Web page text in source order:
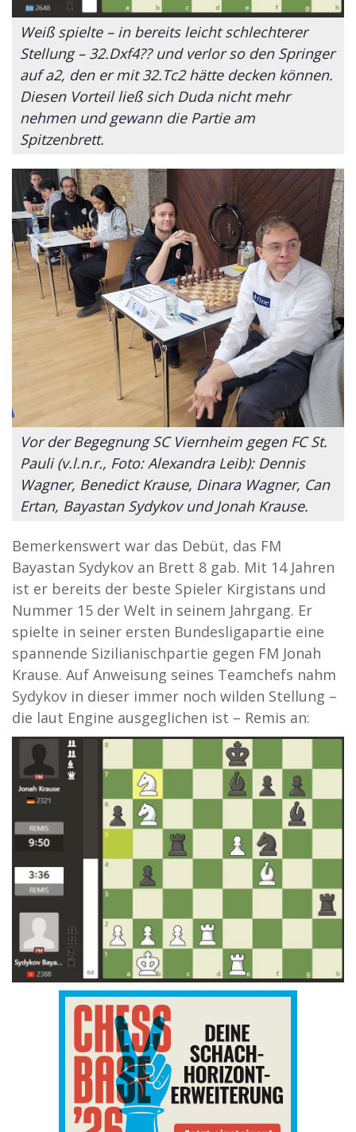
Weiß spielte – in bereits leicht schlechterer
Stellung – 32.Dxf4?? und verlor so den Springer
auf a2, den er mit 32.Tc2 hätte decken können.
Diesen Vorteil ließ sich Duda nicht mehr
nehmen und gewann die Partie am
Spitzenbrett.
Vor der Begegnung SC Viernheim gegen FC St.
Pauli (v.l.n.r., Foto: Alexandra Leib): Dennis
Wagner, Benedict Krause, Dinara Wagner, Can
Ertan, Bayastan Sydykov und Jonah Krause.
Bemerkenswert war das Debüt, das FM
Bayastan Sydykov an Brett 8 gab. Mit 14 Jahren
ist er bereits der beste Spieler Kirgistans und
Nummer 15 der Welt in seinem Jahrgang. Er
spielte in seiner ersten Bundesligapartie eine
spannende Sizilianischpartie gegen FM Jonah
Krause. Auf Anweisung seines Teamchefs nahm
Sydykov in dieser immer noch wilden Stellung –
die laut Engine ausgeglichen ist – Remis an: